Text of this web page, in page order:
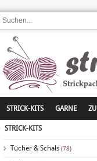
STRICK-KITS GARNE
STRICK-KITS
Tücher & Schals (78)